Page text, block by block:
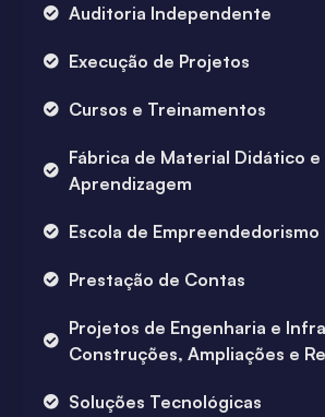
Auditoria Independente
Execução de Projetos
Cursos e Treinamentos
Fábrica de Material Didático
Aprendizagem
Escola de Empreendedorismo
Prestação de Contas
Projetos de Engenharia e
Construções, Ampliações e
Soluções Tecnológicas